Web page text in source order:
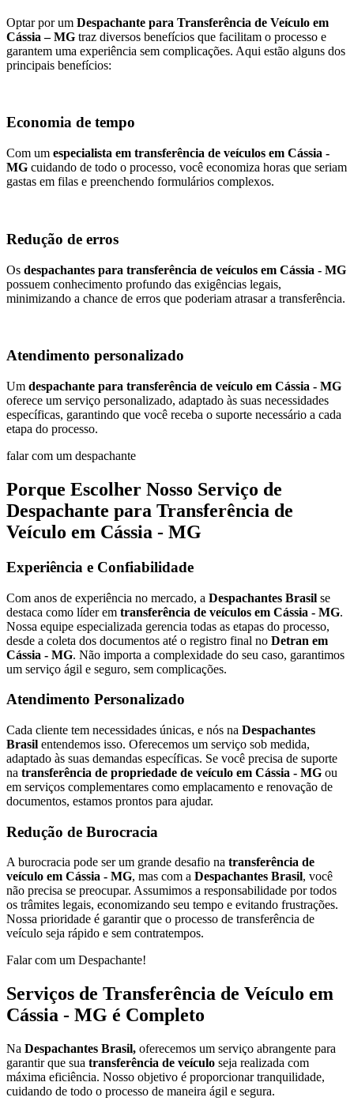
Optar por um Despachante para Transferência de Veículo em
Cássia – MG traz diversos benefícios que facilitam o processo e
garantem uma experiência sem complicações. Aqui estão alguns dos
principais benefícios:
Economia de tempo
Com um especialista em transferência de veículos em Cássia -
MG cuidando de todo o processo, você economiza horas que seriam
gastas em filas e preenchendo formulários complexos.
Redução de erros
Os despachantes para transferência de veículos em Cássia - MG
possuem conhecimento profundo das exigências legais,
minimizando a chance de erros que poderiam atrasar a transferência.
Atendimento personalizado
Um despachante para transferência de veículo em Cássia - MG
oferece um serviço personalizado, adaptado às suas necessidades
específicas, garantindo que você receba o suporte necessário a cada
etapa do processo.
falar com um despachante
Porque Escolher Nosso Serviço de
Despachante para Transferência de
Veículo em Cássia - MG
Experiência e Confiabilidade
Com anos de experiência no mercado, a Despachantes Brasil se
destaca como líder em transferência de veículos em Cássia - MG.
Nossa equipe especializada gerencia todas as etapas do processo,
desde a coleta dos documentos até o registro final no Detran em
Cássia - MG. Não importa a complexidade do seu caso, garantimos
um serviço ágil e seguro, sem complicações.
Atendimento Personalizado
Cada cliente tem necessidades únicas, e nós na Despachantes
Brasil entendemos isso. Oferecemos um serviço sob medida,
adaptado às suas demandas específicas. Se você precisa de suporte
na transferência de propriedade de veículo em Cássia - MG ou
em serviços complementares como emplacamento e renovação de
documentos, estamos prontos para ajudar.
Redução de Burocracia
A burocracia pode ser um grande desafio na transferência de
veículo em Cássia - MG, mas com a Despachantes Brasil, você
não precisa se preocupar. Assumimos a responsabilidade por todos
os trâmites legais, economizando seu tempo e evitando frustrações.
Nossa prioridade é garantir que o processo de transferência de
veículo seja rápido e sem contratempos.
Falar com um Despachante!
Serviços de Transferência de Veículo em
Cássia - MG é Completo
Na Despachantes Brasil, oferecemos um serviço abrangente para
garantir que sua transferência de veículo seja realizada com
máxima eficiência. Nosso objetivo é proporcionar tranquilidade,
cuidando de todo o processo de maneira ágil e segura.